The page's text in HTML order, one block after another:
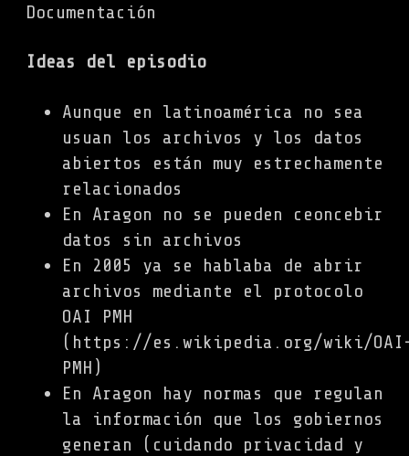
Documentación
Ideas del episodio
Aunque en latinoamérica no sea
usuan los archivos y los datos
abiertos están muy estrechamente
relacionados
En Aragon no se pueden ceoncebir
datos sin archivos
En 2005 ya se hablaba de abrir
archivos mediante el protocolo
OAI PMH
(https://es.wikipedia.org/wiki/
PMH)
En Aragon hay normas que regulan
la información que los gobiernos
generan (cuidando privacidad y